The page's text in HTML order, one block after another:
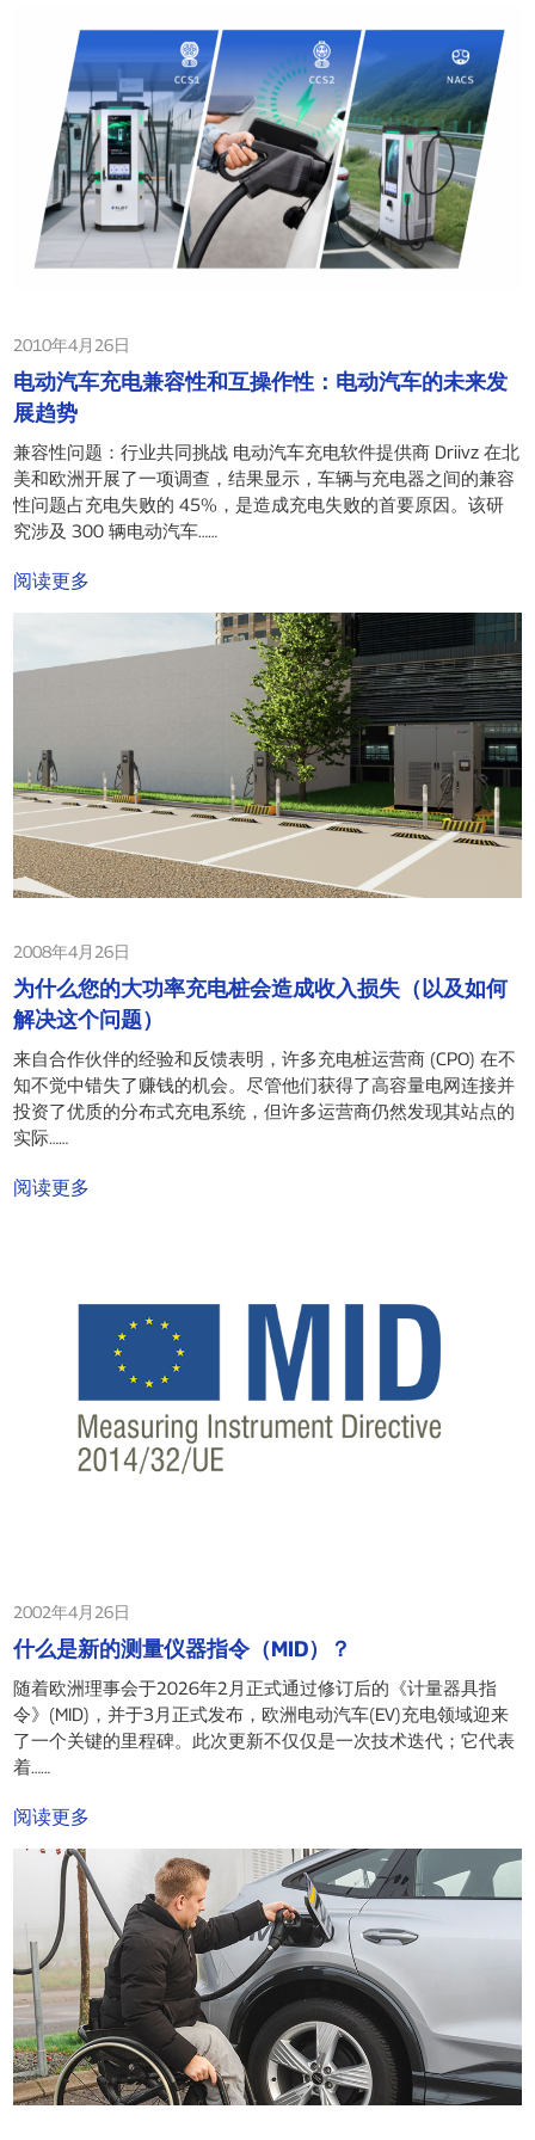
2010年4月26日
电动汽车充电兼容性和互操作性：电动汽车的未来发
展趋势
兼容性问题：行业共同挑战 电动汽车充电软件提供商 Driivz 在北
美和欧洲开展了一项调查，结果显示，车辆与充电器之间的兼容
性问题占充电失败的 45%，是造成充电失败的首要原因。该研
究涉及 300 辆电动汽车……
阅读更多
2008年4月26日
为什么您的大功率充电桩会造成收入损失（以及如何
解决这个问题）
来自合作伙伴的经验和反馈表明，许多充电桩运营商 (CPO) 在不
知不觉中错失了赚钱的机会。尽管他们获得了高容量电网连接并
投资了优质的分布式充电系统，但许多运营商仍然发现其站点的
实际……
阅读更多
2002年4月26日
什么是新的测量仪器指令（MID）？
随着欧洲理事会于2026年2月正式通过修订后的《计量器具指
令》(MID)，并于3月正式发布，欧洲电动汽车(EV)充电领域迎来
了一个关键的里程碑。此次更新不仅仅是一次技术迭代；它代表
着……
阅读更多